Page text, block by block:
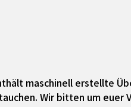
maschinell erstellte
Wir bitten um euer